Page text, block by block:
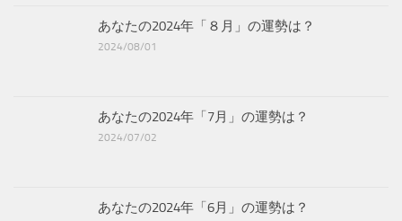
あなたの2024年「８月」の運勢は？
2024/08/01
あなたの2024年「7月」の運勢は？
2024/07/02
あなたの2024年「6月」の運勢は？